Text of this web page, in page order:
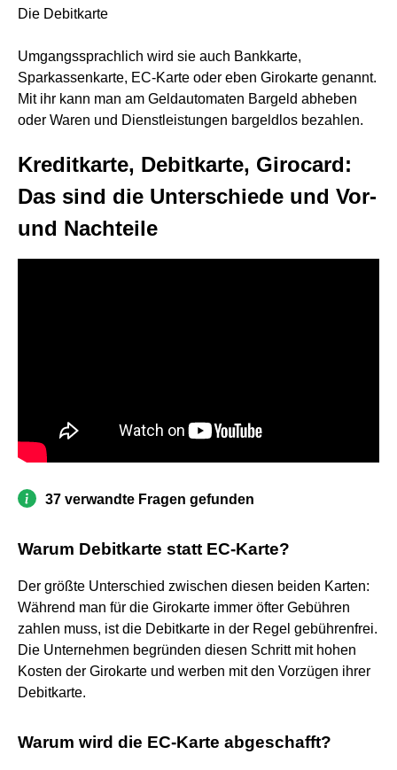
Die Debitkarte
Umgangssprachlich wird sie auch Bankkarte,
Sparkassenkarte, EC-Karte oder eben Girokarte genannt.
Mit ihr kann man am Geldautomaten Bargeld abheben
oder Waren und Dienstleistungen bargeldlos bezahlen.
Kreditkarte, Debitkarte, Girocard:
Das sind die Unterschiede und Vor-
und Nachteile
37 verwandte Fragen gefunden
Warum Debitkarte statt EC-Karte?
Der größte Unterschied zwischen diesen beiden Karten:
Während man für die Girokarte immer öfter Gebühren
zahlen muss, ist die Debitkarte in der Regel gebührenfrei.
Die Unternehmen begründen diesen Schritt mit hohen
Kosten der Girokarte und werben mit den Vorzügen ihrer
Debitkarte.
Warum wird die EC-Karte abgeschafft?